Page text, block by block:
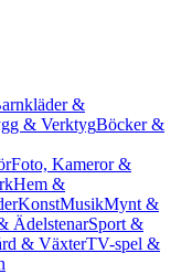
&
& VerktygBöcker &
Foto, Kameror &
Hem &
KonstMusikMynt &
ÄdelstenarSport &
& VäxterTV-spel &